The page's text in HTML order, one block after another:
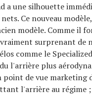
a une silhouette
Ce nouveau
modèle. Comme il
surprenant de
comme le
l'arrière plus
point de vue marketing
l'arrière au régime